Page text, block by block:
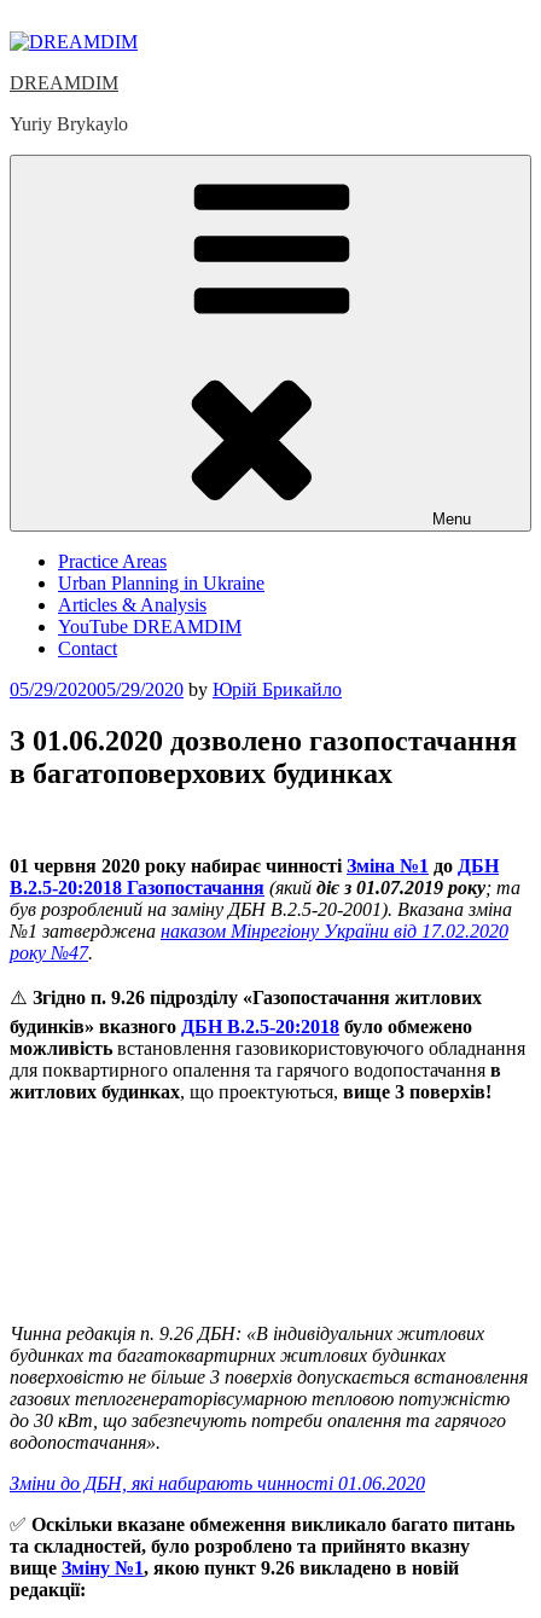
to
DREAMDIM
Yuriy Brykaylo
Menu
Practice Areas
Urban Planning in Ukraine
Articles & Analysis
YouTube DREAMDIM
Contact
Posted
05/29/202005/29/2020 by Юрій Брикайло
З 01.06.2020 дозволено газопостачання
в багатоповерхових будинках
01 червня 2020 року набирає чинності Зміна №1 до ДБН
В.2.5-20:2018 Газопостачання (який діє з 01.07.2019 року; та
був розроблений на заміну ДБН В.2.5-20-2001). Вказана зміна
№1 затверджена наказом Мінрегіону України від 17.02.2020
року №47.
⚠️ Згідно п. 9.26 підрозділу «Газопостачання житлових
будинків» вказного ДБН В.2.5-20:2018 було обмежено
можливість встановлення газовикористовуючого обладнання
для поквартирного опалення та гарячого водопостачання в
житлових будинках, що проектуються, вище 3 поверхів!
Чинна редакція п. 9.26 ДБН: «В індивідуальних житлових
будинках та багатоквартирних житлових будинках
поверховістю не більше 3 поверхів допускається встановлення
газових теплогенераторівсумарною тепловою потужністю
до 30 кВт, що забезпечують потреби опалення та гарячого
водопостачання».
Зміни до ДБН, які набирають чинності 01.06.2020
✅ Оскільки вказане обмеження викликало багато питань
та складностей, було розроблено та прийнято вказну
вище Зміну №1, якою пункт 9.26 викладено в новій
редакції: